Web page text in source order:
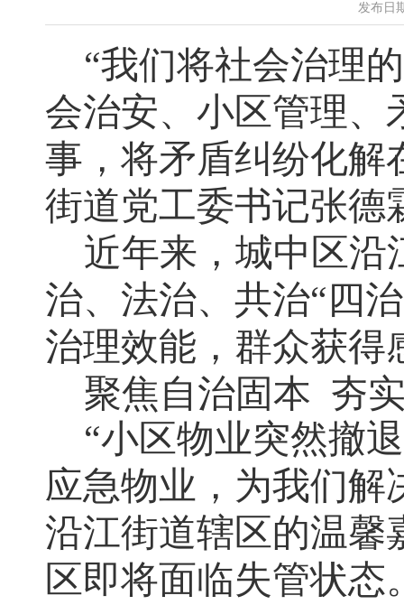
发布日
“我们将社会治理
会治安、小区管理、
事，将矛盾纠纷化解
街道党工委书记张德
近年来，城中区沿
治、法治、共治“四
治理效能，群众获得
聚焦自治固本 夯
“小区物业突然撤
应急物业，为我们解
沿江街道辖区的温馨
区即将面临失管状